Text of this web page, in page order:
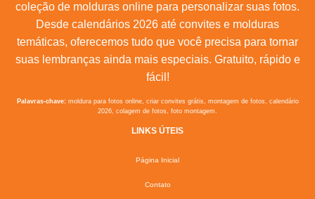
coleção de molduras online para personalizar suas fotos.
Desde calendários 2026 até convites e molduras
temáticas, oferecemos tudo que você precisa para tornar
suas lembranças ainda mais especiais. Gratuito, rápido e
fácil!
Palavras-chave:moldura para fotos online, criar convites grátis, montagem de fotos, calendário
2026, colagem de fotos, foto montagem.
LINKS ÚTEIS
Página Inicial
Contato